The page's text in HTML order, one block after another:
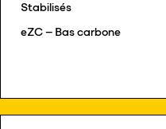
Stabilisés
eZC – Bas carbone